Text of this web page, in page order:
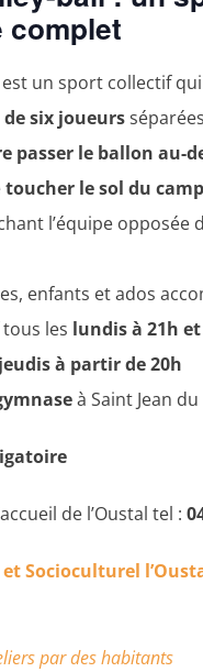
complet
est un sport collectif
six joueurs
passer le ballon au-
toucher le sol du
l’équipe opposée
enfants et ados
les lundis à 21h
à partir de 20h
à Saint Jean
de l’Oustal tel :
Socioculturel
par des habitants